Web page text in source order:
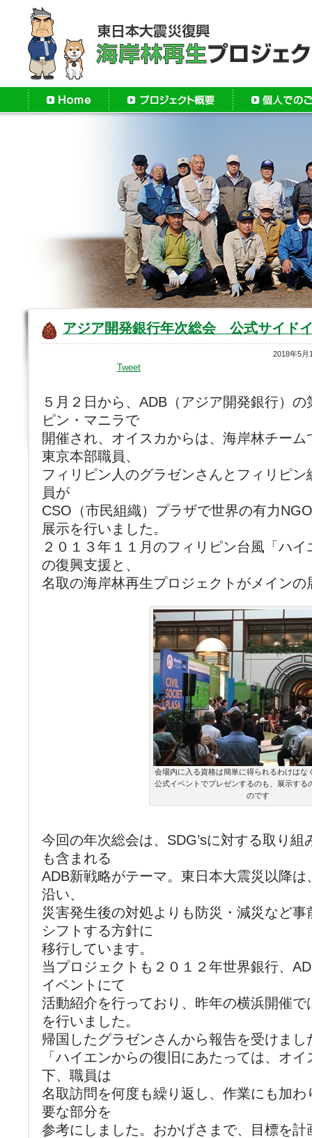
アジア開発銀行年次総会 公式サイド
2018年5
Tweet
５月２日から、ADB（アジア開発銀行）
ピン・マニラで
開催され、オイスカからは、海岸林チー
東京本部職員、
フィリピン人のグラゼンさんとフィリピ
員が
CSO（市民組織）プラザで世界の有力
展示を行いました。
２０１３年１１月のフィリピン台風「ハ
の復興支援と、
名取の海岸林再生プロジェクトがメインの
会場内に入る資格は簡単に得られるわけはな
公式イベントでプレゼンするのも、展示する
のです
今回の年次総会は、SDG’sに対する取り
も含まれる
ADB新戦略がテーマ。東日本大震災以降
沿い、
災害発生後の対処よりも防災・減災など
シフトする方針に
移行しています。
当プロジェクトも２０１２年世界銀行、
イベントにて
活動紹介を行っており、昨年の横浜開催
を行いました。
帰国したグラゼンさんから報告を受けまし
「ハイエンからの復旧にあたっては、オ
下、職員は
名取訪問を何度も繰り返し、作業にも加
要な部分を
参考にしました。おかげさまで、目標を